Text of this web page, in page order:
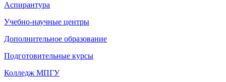
Аспирантура
Учебно-научные центры
Дополнительное образование
Подготовительные курсы
Колледж МПГУ